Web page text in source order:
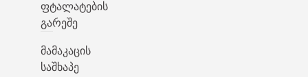
ფტალატების
გარეშე
მამაკაცის
საშხაპე